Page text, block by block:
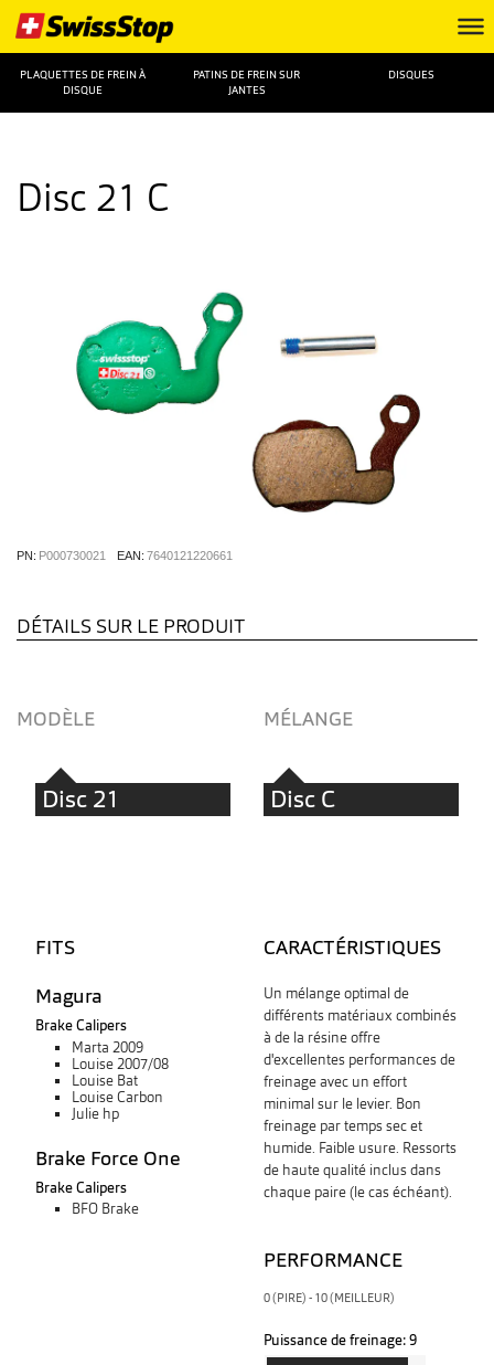
PLAQUETTES DE FREIN À
DISQUE
PATINS DE FREIN SUR
JANTES
DISQUES
Disc 21 C
PN: P000730021 EAN: 7640121220661
DÉTAILS SUR LE PRODUIT
MODÈLE MÉLANGE
Disc 21 Disc C
FITS
Magura
Brake Calipers
Marta 2009
Louise 2007/08
Louise Bat
Louise Carbon
Julie hp
Brake Force One
Brake Calipers
BFO Brake
CARACTÉRISTIQUES
Un mélange optimal de
différents matériaux combinés
à de la résine offre
d'excellentes performances de
freinage avec un effort
minimal sur le levier. Bon
freinage par temps sec et
humide. Faible usure. Ressorts
de haute qualité inclus dans
chaque paire (le cas échéant).
PERFORMANCE
0 (PIRE) - 10 (MEILLEUR)
Puissance de freinage:9